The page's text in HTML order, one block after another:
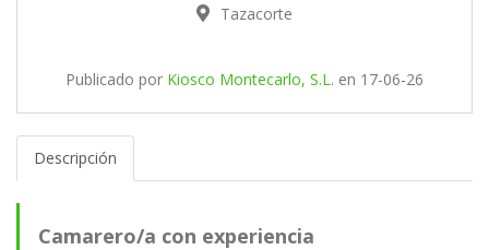
Tazacorte
Publicado por Kiosco Montecarlo, S.L. en 17-06-26
Descripción
Camarero/a con experiencia